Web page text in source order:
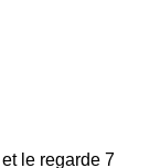
et le regarde 7